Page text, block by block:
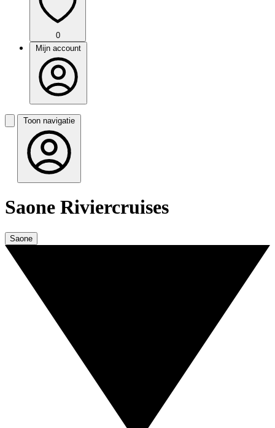
0
Mijn account
Toon navigatie
Saone Riviercruises
Saone